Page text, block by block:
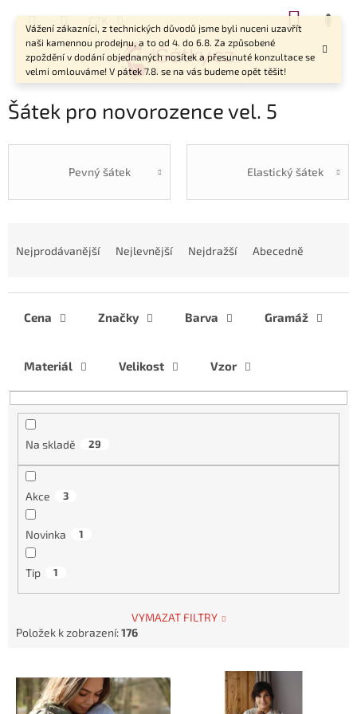
Vážení zákazníci, z technických důvodů jsme byli nuceni uzavřít
naši kamennou prodejnu, a to od 4. do 6.8. Za způsobené
zpoždění v dodání objednaných nosítek a přesunuté konzultace se
velmi omlouváme! V pátek 7.8. se na vás budeme opět těšit!
CZK
Šátek pro novorozence vel. 5
Pevný šátek Elastický šátek
d
u
Nejprodávanější Nejlevnější Nejdražší Abecedně
Cena Značky Barva Gramáž
Materiál Velikost Vzor
Na skladě 29
Akce 3
Novinka 1
Tip 1
VYMAZAT FILTRY
Položek k zobrazení:176
p